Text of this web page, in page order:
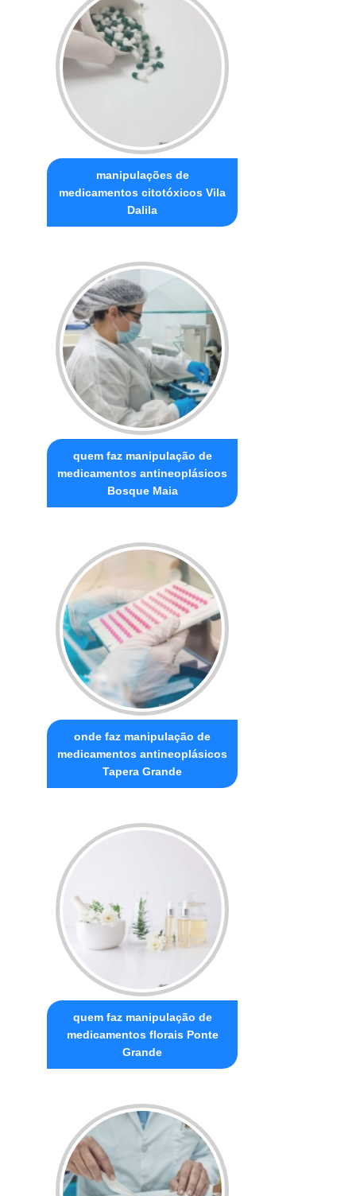
manipulações de
medicamentos citotóxicos Vila
Dalila
quem faz manipulação de
medicamentos antineoplásicos
Bosque Maia
onde faz manipulação de
medicamentos antineoplásicos
Tapera Grande
quem faz manipulação de
medicamentos florais Ponte
Grande